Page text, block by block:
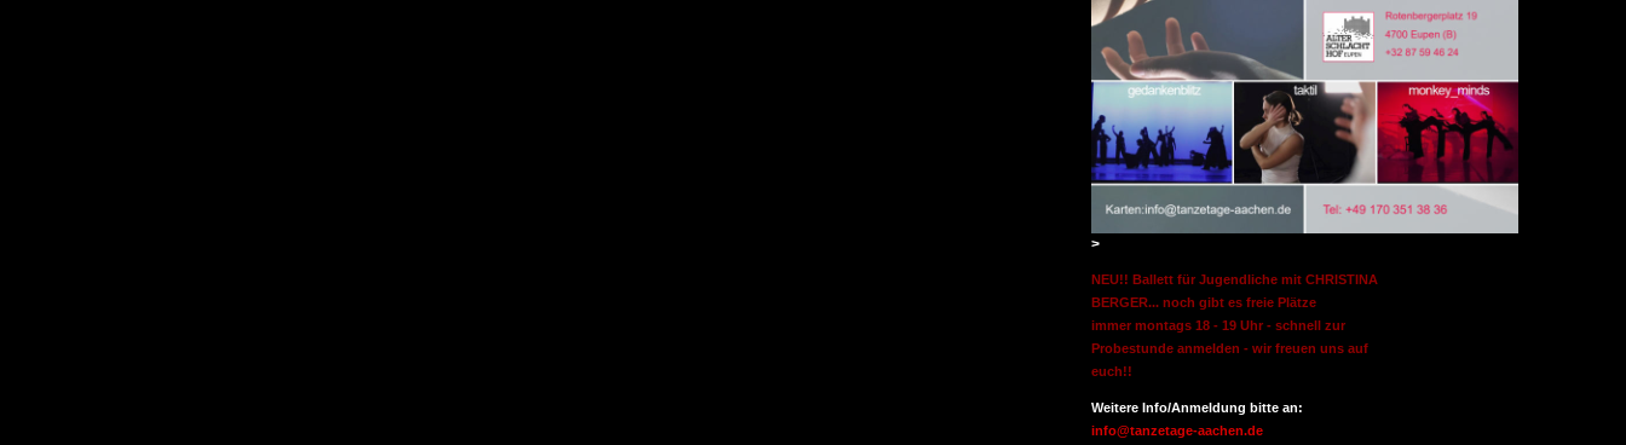
>
NEU!! Ballett für Jugendliche mit CHRISTINA
BERGER... noch gibt es freie Plätze
immer montags 18 - 19 Uhr - schnell zur
Probestunde anmelden - wir freuen uns auf
euch!!
Weitere Info/Anmeldung bitte an:
info@tanzetage-aachen.de